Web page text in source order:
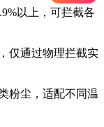
以上，可拦截各
仅通过物理拦截实
粉尘，适配不同温